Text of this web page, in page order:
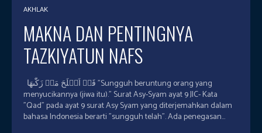
AKHLAK
MAKNA DAN PENTINGNYA
TAZKIYATUN NAFS
menyucikannya (jiwa itu)." Surat Asy-Syam ayat 9 JIC- Kata
"Qad" pada ayat 9 surat Asy Syam yang diterjemahkan dalam
bahasa Indonesia berarti "sungguh telah". Ada penegasan...